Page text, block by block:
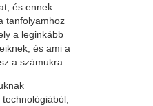
és ennek
tanfolyamhoz
a leginkább
és ami a
a számukra.